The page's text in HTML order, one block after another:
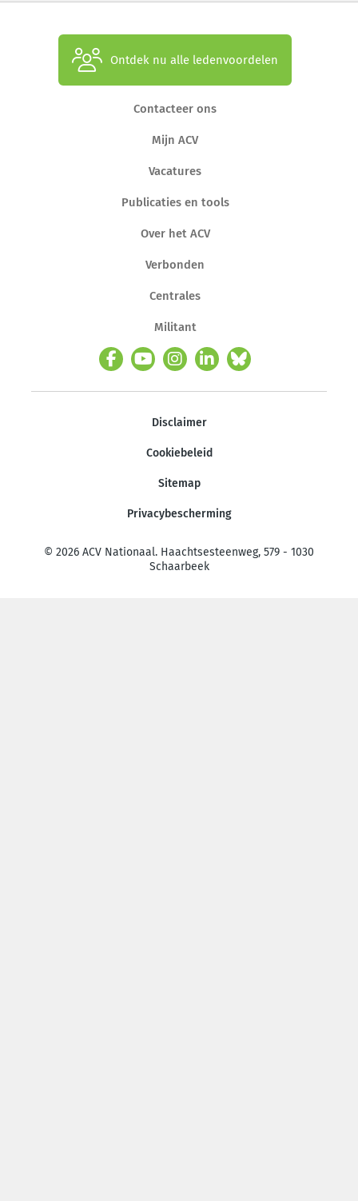
Ontdek nu alle ledenvoordelen
Contacteer ons
Mijn ACV
Vacatures
Publicaties en tools
Over het ACV
Verbonden
Centrales
Militant
Disclaimer
Cookiebeleid
Sitemap
Privacybescherming
© 2026 ACV Nationaal. Haachtsesteenweg, 579 - 1030
Schaarbeek